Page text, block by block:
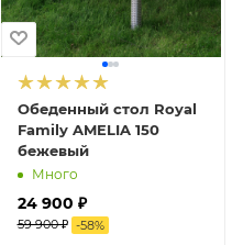
Обеденный стол Royal
Family AMELIA 150
бежевый
Много
24 900 ₽
59 900 ₽ -58%